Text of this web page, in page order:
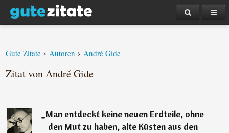
Gute Zitate › Autoren › André Gide
Zitat von André Gide
„Man entdeckt keine neuen Erdteile, ohne
den Mut zu haben, alte Küsten aus den